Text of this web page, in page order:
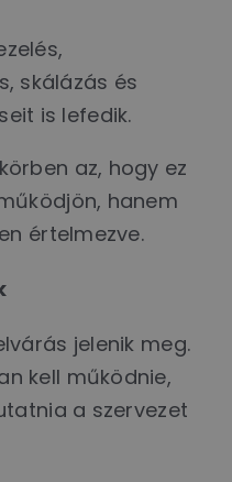
skálázás és
is lefedik.
az, hogy ez
hanem
értelmezve.
jelenik meg.
kell működnie,
a szervezet